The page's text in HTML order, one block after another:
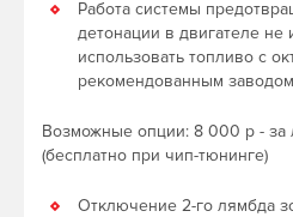
Работа системы
детонации в двигателе не
использовать топливо с
рекомендованным
Возможные опции: 8 000 р - за
(бесплатно при чип-тюнинге)
Отключение 2-го лямбда